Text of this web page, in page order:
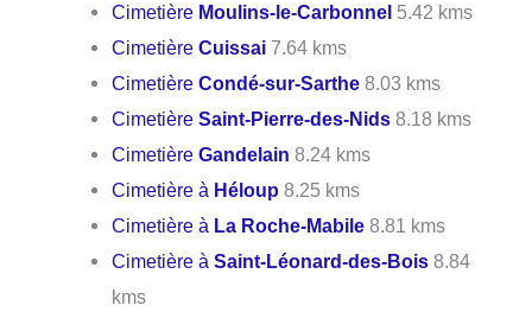
Cimetière Moulins-le-Carbonnel 5.42 kms
CimetièreCuissai 7.64 kms
CimetièreCondé-sur-Sarthe 8.03 kms
CimetièreSaint-Pierre-des-Nids 8.18 kms
CimetièreGandelain 8.24 kms
Cimetière à Héloup 8.25 kms
Cimetière à La Roche-Mabile 8.81 kms
Cimetière àSaint-Léonard-des-Bois 8.84
kms